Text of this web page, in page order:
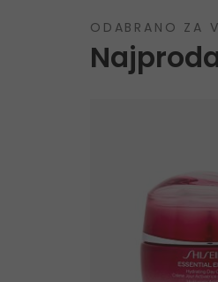
ODABRANO ZA